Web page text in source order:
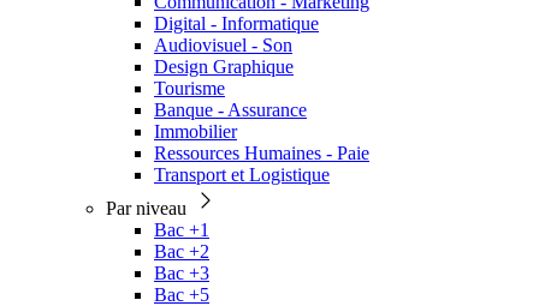
Digital - Informatique
Audiovisuel - Son
Design Graphique
Tourisme
Banque - Assurance
Immobilier
Ressources Humaines - Paie
Transport et Logistique
Par niveau
Bac +1
Bac +2
Bac +3
Bac +5